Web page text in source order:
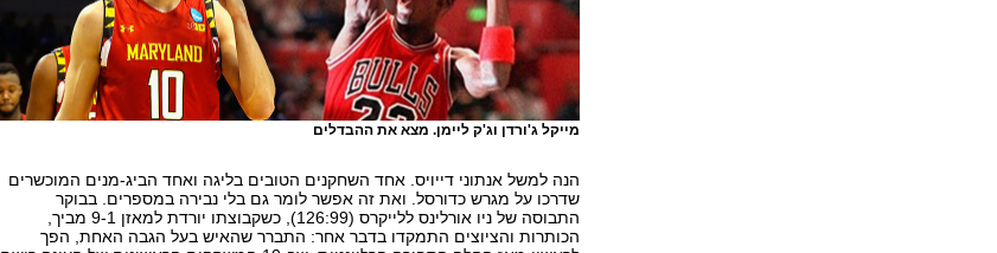
מייקל ג'ורדן וג'ק ליימן. מצא את ההבדלים
הנה למשל אנתוני דייויס. אחד השחקנים הטובים בליגה ואחד הביג-מנים המוכשרים
שדרכו על מגרש כדורסל. ואת זה אפשר לומר גם בלי נבירה במספרים. בבוקר
התבוסה של ניו אורלינס ללייקרס (126:99), כשקבוצתו יורדת למאזן 9-1 מביך,
הכותרות והציוצים התמקדו בדבר אחר: התברר שהאיש בעל הגבה האחת, הפך